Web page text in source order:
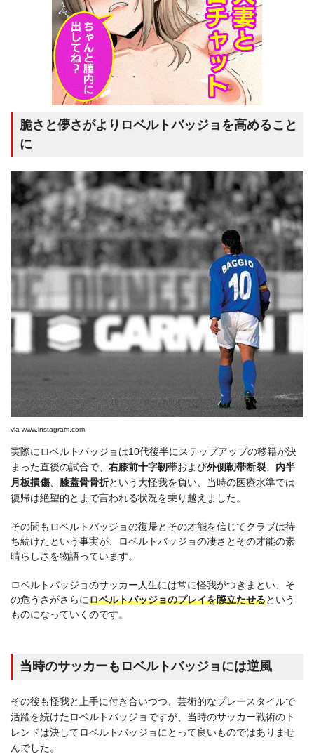
脆さと儚さがよりロベルトバッジョを高めること
に
via www.instagram.com
実際にロベルトバッジョは10代後半にステップアップの移籍が決
まった直後の試合で、 右膝前十字靭帯および外側靭帯断裂
内半
月板損傷
膝蓋骨骨折という大怪我を負い、当時の医療水準では
復帰は絶望的とまで言われる状況を乗り越えました。
その間もロベルトバッジョの復帰とその才能を信じてクラブは待
ち続けたという事実が、ロベルトバッジョの凄さとその才能の素
晴らしさを物語っています。
ロベルトバッジョのサッカー人生には常に怪我がつきまとい、そ
の危うさがさらにロベルトバッジョのプレイを際立たせるという
ものになっていくのです。
当時のサッカーもロベルトバッジョには逆風
その後も怪我と上手に付き合いつつ、芸術的なプレースタイルで
活躍を続けたロベルトバッジョですが、当時のサッカー戦術のト
レンドは決してロベルトバッジョにとって良いものではありませ
んでした。